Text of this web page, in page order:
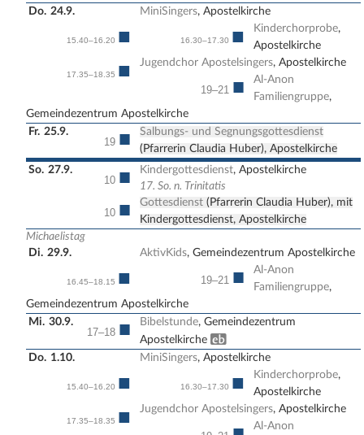
Do. 24.9.
15.40–16.20 ■
MiniSingers, Apostelkirche
16.30–17.30 ■ Kinderchorprobe,
Apostelkirche
17.35–18.35 ■ Jugendchor Apostelsingers, Apostelkirche
19–21 ■
Al-Anon
Familiengruppe,
Gemeindezentrum Apostelkirche
Fr. 25.9.
19 ■
Salbungs- und Segnungsgottesdienst
(Pfarrerin Claudia Huber), Apostelkirche
So. 27.9.
10 ■ Kindergottesdienst, Apostelkirche
17. So. n. Trinitatis
10 ■ Gottesdienst (Pfarrerin Claudia Huber), mit
Kindergottesdienst, Apostelkirche
Michaelistag
Di. 29.9.
16.45–18.15 ■
AktivKids, Gemeindezentrum Apostelkirche
19–21 ■
Al-Anon
Familiengruppe,
Gemeindezentrum Apostelkirche
Mi. 30.9.
17–18 ■ Bibelstunde, Gemeindezentrum
Apostelkirche Erwachsenenbildung
Do. 1.10.
15.40–16.20 ■
MiniSingers, Apostelkirche
16.30–17.30 ■ Kinderchorprobe,
Apostelkirche
17.35–18.35 ■ Jugendchor Apostelsingers, Apostelkirche
Al-Anon